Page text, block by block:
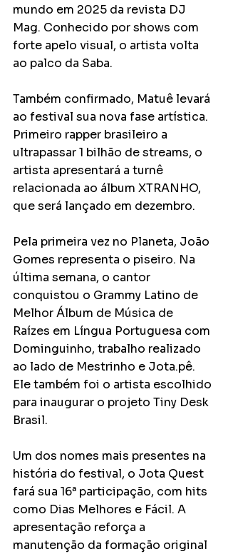
mundo em 2025 da revista DJ
Mag. Conhecido por shows com
forte apelo visual, o artista volta
ao palco da Saba.
Também confirmado, Matuê levará
ao festival sua nova fase artística.
Primeiro rapper brasileiro a
ultrapassar 1 bilhão de streams, o
artista apresentará a turnê
relacionada ao álbum XTRANHO,
que será lançado em dezembro.
Pela primeira vez no Planeta, João
Gomes representa o piseiro. Na
última semana, o cantor
conquistou o Grammy Latino de
Melhor Álbum de Música de
Raízes em Língua Portuguesa com
Dominguinho, trabalho realizado
ao lado de Mestrinho e Jota.pê.
Ele também foi o artista escolhido
para inaugurar o projeto Tiny Desk
Brasil.
Um dos nomes mais presentes na
história do festival, o Jota Quest
fará sua 16ª participação, com hits
como Dias Melhores e Fácil. A
apresentação reforça a
manutenção da formação original